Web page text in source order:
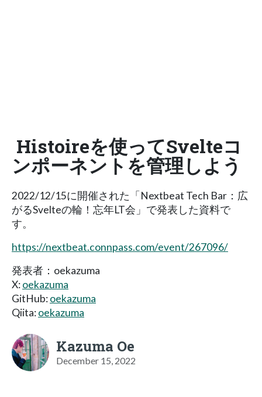
Histoireを使ってSvelteコ
ンポーネントを管理しよう
2022/12/15に開催された「Nextbeat Tech Bar：広
がるSvelteの輪！忘年LT会」で発表した資料で
す。
https://nextbeat.connpass.com/event/267096/
発表者：oekazuma
X:oekazuma
GitHub:oekazuma
Qiita:oekazuma
Kazuma Oe
December 15, 2022